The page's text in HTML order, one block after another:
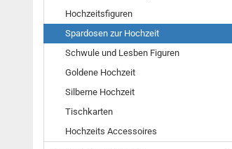
Hochzeitsfiguren
Spardosen zur Hochzeit
Schwule und Lesben Figuren
Goldene Hochzeit
Silberne Hochzeit
Tischkarten
Hochzeits Accessoires